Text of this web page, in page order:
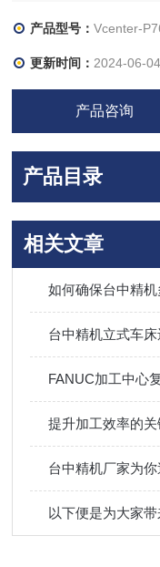
产品型号：Vcenter-
更新时间： 2024-06-04
产品咨询
产品目录
相关文章
台中精机立式车
FANUC加工中心
提升加工效率的
台中精机厂家为
以下便是为大家